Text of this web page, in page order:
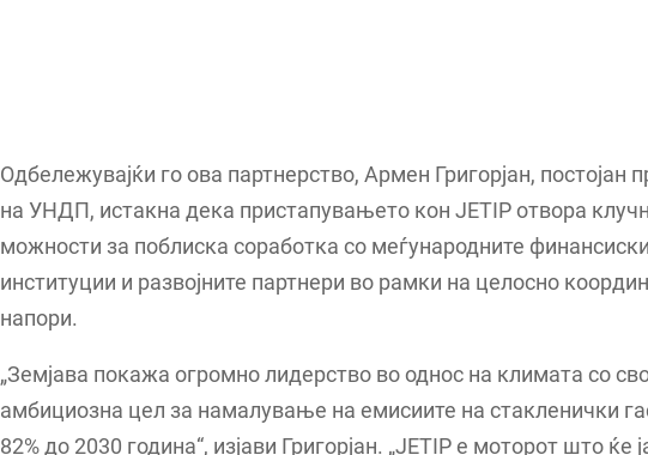
Одбележувајќи го ова партнерство, Армен Григорјан, постојан
на УНДП, истакна дека пристапувањето кон JETIP отвора
можности за поблиска соработка со меѓународните финансиски
институции и развојните партнери во рамки на целосно
напори.
„Земјава покажа огромно лидерство во однос на климата со
амбициозна цел за намалување на емисиите на стакленички
82% до 2030 година“, изјави Григорјан. „JETIP е моторот што ќе